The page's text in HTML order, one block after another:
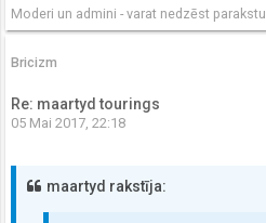
Moderi un admini - varat nedzēst parakstu.
Bricizm
Re: maartyd tourings
05 Mai 2017, 22:18
maartyd rakstīja: